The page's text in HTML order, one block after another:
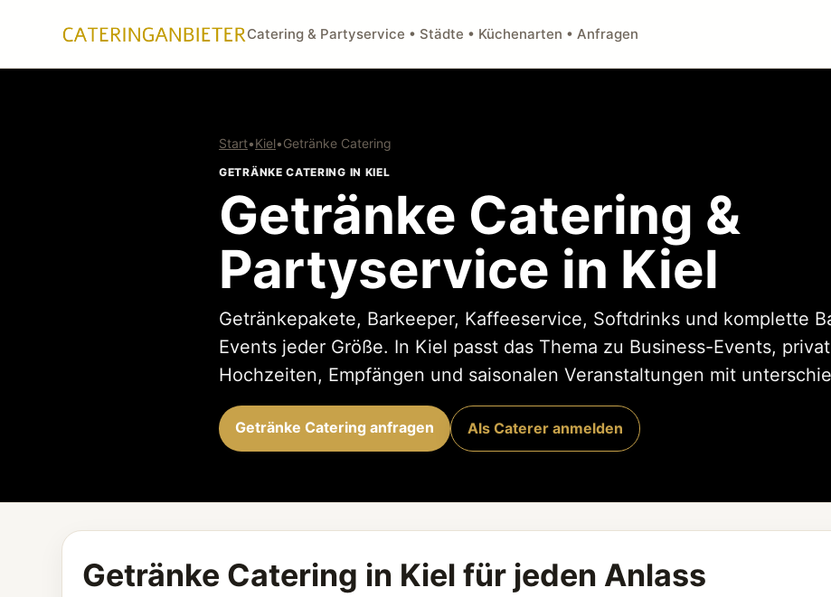
Catering & Partyservice • Städte • Küchenarten • Anfragen
Start•Kiel•Getränke Catering
GETRÄNKE CATERING IN KIEL
Getränke Catering &
Partyservice in Kiel
Getränkepakete, Barkeeper, Kaffeeservice, Softdrinks und komplette
Events jeder Größe. In Kiel passt das Thema zu Business-Events,
Hochzeiten, Empfängen und saisonalen Veranstaltungen mit
Getränke Catering anfragen Als Caterer anmelden
Getränke Catering in Kiel für jeden Anlass